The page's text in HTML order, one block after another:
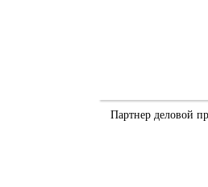
Партнер деловой